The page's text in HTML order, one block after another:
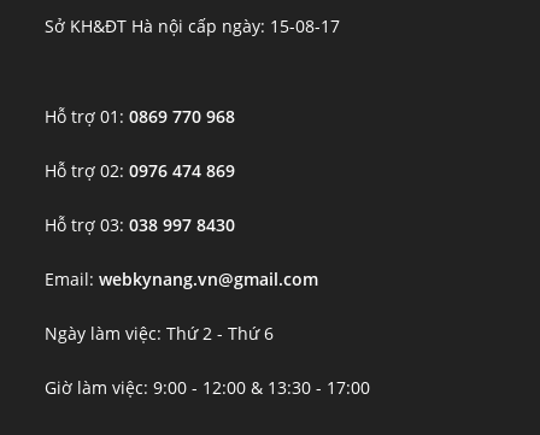
Sở KH&ĐT Hà nội cấp ngày: 15-08-17
Hỗ trợ 01:0869 770 968
Hỗ trợ 02:0976 474 869
Hỗ trợ 03:038 997 8430
Email:webkynang.vn@gmail.com
Ngày làm việc: Thứ 2 - Thứ 6
Giờ làm việc: 9:00 - 12:00 & 13:30 - 17:00